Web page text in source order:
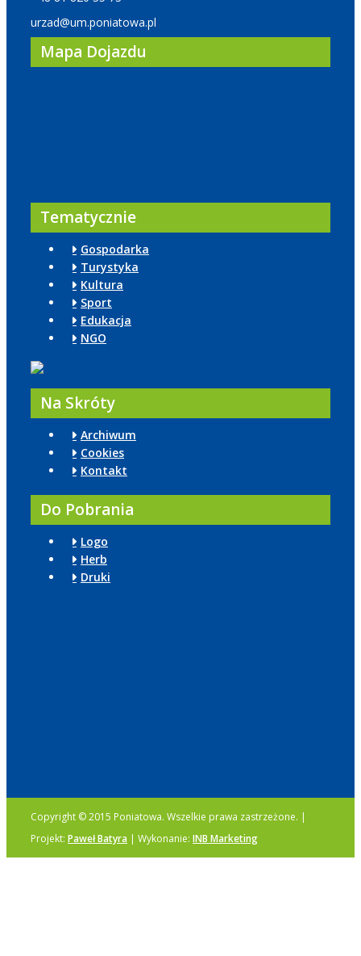
urzad@um.poniatowa.pl
Mapa Dojazdu
Tematycznie
Gospodarka
Turystyka
Kultura
Sport
Edukacja
NGO
Na Skróty
Archiwum
Cookies
Kontakt
Do Pobrania
Logo
Herb
Druki
Copyright © 2015 Poniatowa. Wszelkie prawa zastrzeżone. |
Projekt: Paweł Batyra | Wykonanie: INB Marketing